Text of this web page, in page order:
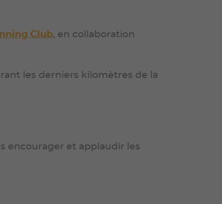
Club, en collaboration
les derniers kilomètres de la
encourager et applaudir les